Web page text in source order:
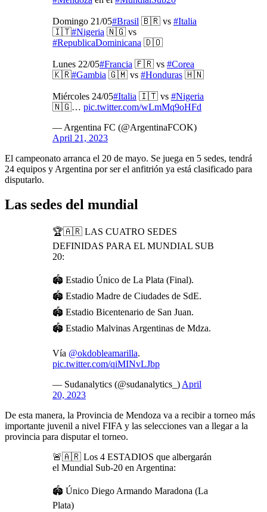
Domingo 21/05#Brasil 🇧🇷 vs #Italia
🇮🇹#Nigeria 🇳🇬 vs
#RepublicaDominicana 🇩🇴
Lunes 22/05#Francia 🇫🇷 vs #Corea
🇰🇷#Gambia 🇬🇲 vs #Honduras 🇭🇳
Miércoles 24/05#Italia 🇮🇹 vs #Nigeria
🇳🇬… pic.twitter.com/wLmMq9oHFd
— Argentina FC (@ArgentinaFCOK)
April 21, 2023
El campeonato arranca el 20 de mayo. Se juega en 5 sedes, tendrá
24 equipos y Argentina por ser el anfitrión ya está clasificado para
disputarlo.
Las sedes del mundial
🏆🇦🇷 LAS CUATRO SEDES
DEFINIDAS PARA EL MUNDIAL SUB
20:
🏟️ Estadio Único de La Plata (Final).
🏟️ Estadio Madre de Ciudades de SdE.
🏟️ Estadio Bicentenario de San Juan.
🏟️ Estadio Malvinas Argentinas de Mdza.
Vía @okdobleamarilla.
pic.twitter.com/qiMINvLJbp
— Sudanalytics (@sudanalytics_) April
20, 2023
De esta manera, la Provincia de Mendoza va a recibir a torneo más
importante juvenil a nivel FIFA y las selecciones van a llegar a la
provincia para disputar el torneo.
🚨🇦🇷 Los 4 ESTADIOS que albergarán
el Mundial Sub-20 en Argentina:
🏟️ Único Diego Armando Maradona (La
Plata)